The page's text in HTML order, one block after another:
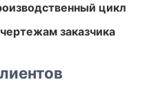
цикл
заказчика